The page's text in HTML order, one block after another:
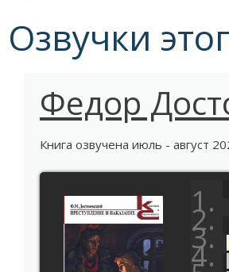
Озвучки
Федор
Книга озвучена июль -